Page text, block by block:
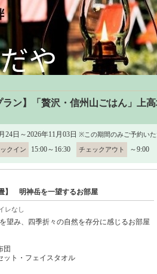
ラン】「贅沢・信州山ごはん」上
24日～2026年11月03日 ※この期間のみご予約いた
クイン 15:00～16:30 チェックアウト ～9:00
】 明神岳を一望するお部屋
レなし
望み、四季折々の自然を存分に感じるお部屋
団
ット・フェイスタオル